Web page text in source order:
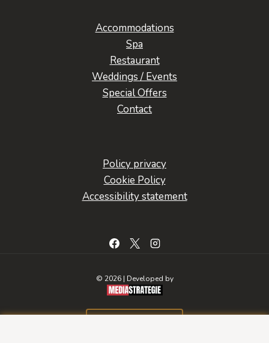
Accommodations
Spa
Restaurant
Weddings / Events
Special Offers
Contact
Policy privacy
Cookie Policy
Accessibility statement
© 2026 | Developed by